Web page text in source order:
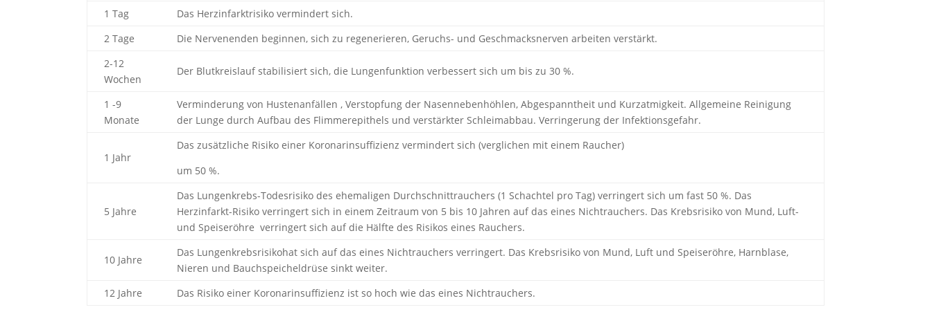
1 Tag
Das Herzinfarktrisiko vermindert sich.
2 Tage
Die Nervenenden beginnen, sich zu regenerieren, Geruchs- und Geschmacksnerven arbeiten verstärkt.
2-12
Wochen
Der Blutkreislauf stabilisiert sich, die Lungenfunktion verbessert sich um bis zu 30 %.
1 -9
Monate
Verminderung von Hustenanfällen , Verstopfung der Nasennebenhöhlen, Abgespanntheit und Kurzatmigkeit. Allgemeine Reinigung
der Lunge durch Aufbau des Flimmerepithels und verstärkter Schleimabbau. Verringerung der Infektionsgefahr.
1 Jahr
Das zusätzliche Risiko einer Koronarinsuffizienz vermindert sich (verglichen mit einem Raucher)
um 50 %.
5 Jahre
Das Lungenkrebs-Todesrisiko des ehemaligen Durchschnittrauchers (1 Schachtel pro Tag) verringert sich um fast 50 %. Das
Herzinfarkt-Risiko verringert sich in einem Zeitraum von 5 bis 10 Jahren auf das eines Nichtrauchers. Das Krebsrisiko von Mund, Luft-
und Speiseröhre verringert sich auf die Hälfte des Risikos eines Rauchers.
10 Jahre
Das Lungenkrebsrisikohat sich auf das eines Nichtrauchers verringert. Das Krebsrisiko von Mund, Luft­ und Speiseröhre, Harnblase,
Nieren und Bauchspeicheldrüse sinkt weiter.
12 Jahre
Das Risiko einer Koronarinsuffizienz ist so hoch wie das eines Nichtrauchers.